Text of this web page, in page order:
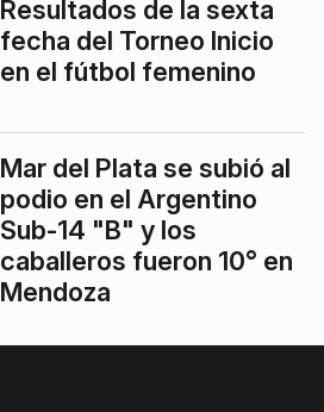
Resultados de la sexta
fecha del Torneo Inicio
en el fútbol femenino
Mar del Plata se subió al
podio en el Argentino
Sub-14 "B" y los
caballeros fueron 10° en
Mendoza